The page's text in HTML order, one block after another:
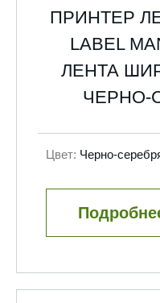
ПРИНТЕР
LABEL
ЛЕНТА
ЧЕРНО-
Цвет: Черно-